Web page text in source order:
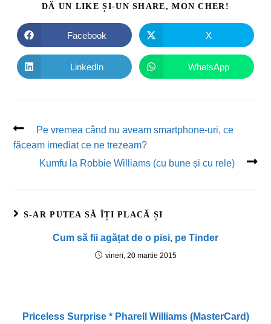
DĂ UN LIKE ȘI-UN SHARE, MON CHER!
Facebook X
LinkedIn WhatsApp
Pe vremea când nu aveam smartphone-uri, ce
făceam imediat ce ne trezeam?
Kumfu la Robbie Williams (cu bune și cu rele)
S-AR PUTEA SĂ ÎȚI PLACĂ ȘI
Cum să fii agățat de o pisi, pe Tinder
vineri, 20 martie 2015
Priceless Surprise * Pharell Williams (MasterCard)